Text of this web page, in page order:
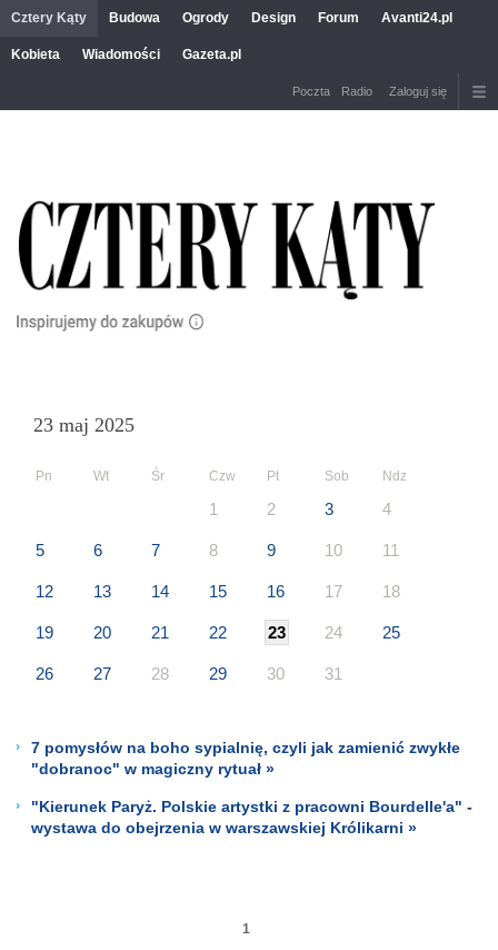
Cztery Kąty Budowa Ogrody Design Forum Avanti24.pl
Kobieta Wiadomości Gazeta.pl
Poczta Radio Zaloguj się
23 maj 2025
Pn Wt Śr Czw Pt Sob Ndz
1 2 3 4
5 6 7 8 9 10 11
12 13 14 15 16 17 18
19 20 21 22 23 24 25
26 27 28 29 30 31
7 pomysłów na boho sypialnię, czyli jak zamienić zwykłe
"dobranoc" w magiczny rytuał »
"Kierunek Paryż. Polskie artystki z pracowni Bourdelle'a" -
wystawa do obejrzenia w warszawskiej Królikarni »
1